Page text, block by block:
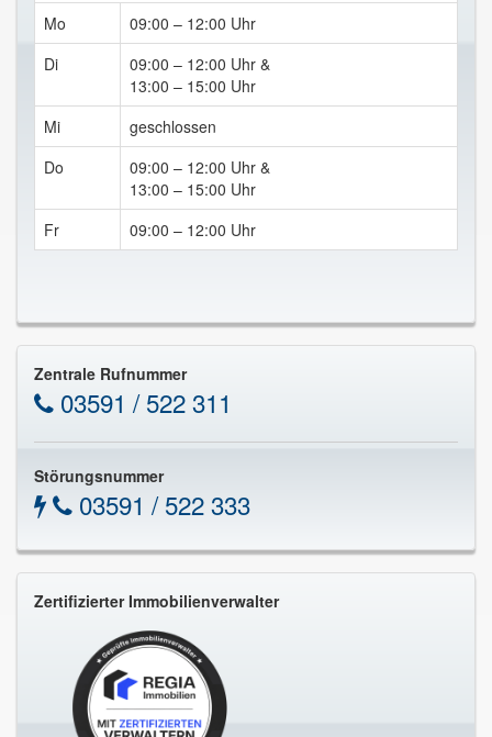
Mo
09:00 – 12:00 Uhr
Di
09:00 – 12:00 Uhr &
13:00 – 15:00 Uhr
Mi
geschlossen
Do
09:00 – 12:00 Uhr &
13:00 – 15:00 Uhr
Fr
09:00 – 12:00 Uhr
Zentrale Rufnummer
03591 / 522 311
Störungsnummer
03591 / 522 333
Zertifizierter Immobilienverwalter